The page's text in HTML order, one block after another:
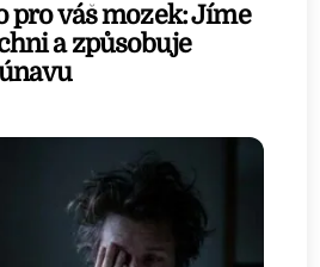
pro váš mozek: Jíme
a způsobuje